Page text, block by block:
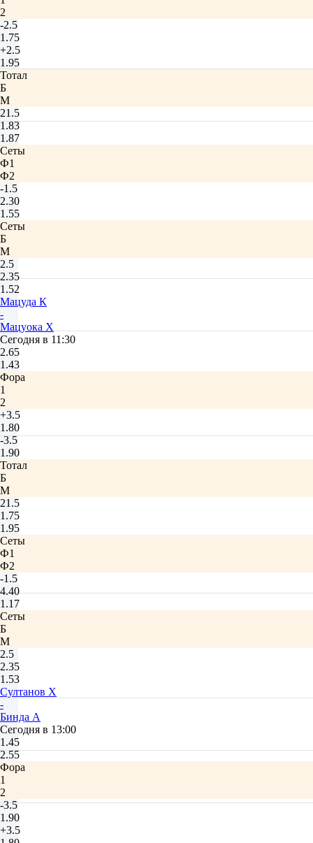
2
-2.5
1.75
+2.5
1.95
Тотал
Б
М
21.5
1.83
1.87
Сеты
Ф1
Ф2
-1.5
2.30
1.55
Сеты
Б
М
2.5
2.35
1.52
Мацуда К
-
Мацуока Х
Сегодня в 11:30
2.65
1.43
Фора
1
2
+3.5
1.80
-3.5
1.90
Тотал
Б
М
21.5
1.75
1.95
Сеты
Ф1
Ф2
-1.5
4.40
1.17
Сеты
Б
М
2.5
2.35
1.53
Султанов Х
-
Бинда А
Сегодня в 13:00
1.45
2.55
Фора
1
2
-3.5
1.90
+3.5